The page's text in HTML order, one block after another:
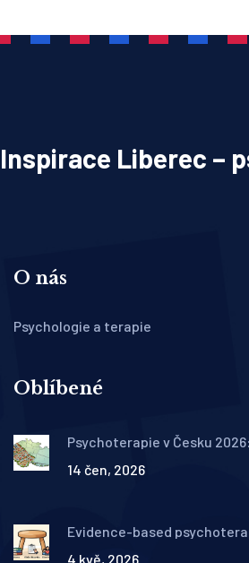
Inspirace Liberec –
O nás
Psychologie a terapie
Oblíbené
Psychoterapie v Česku
14 čen, 2026
Evidence-based
4 kvě, 2026